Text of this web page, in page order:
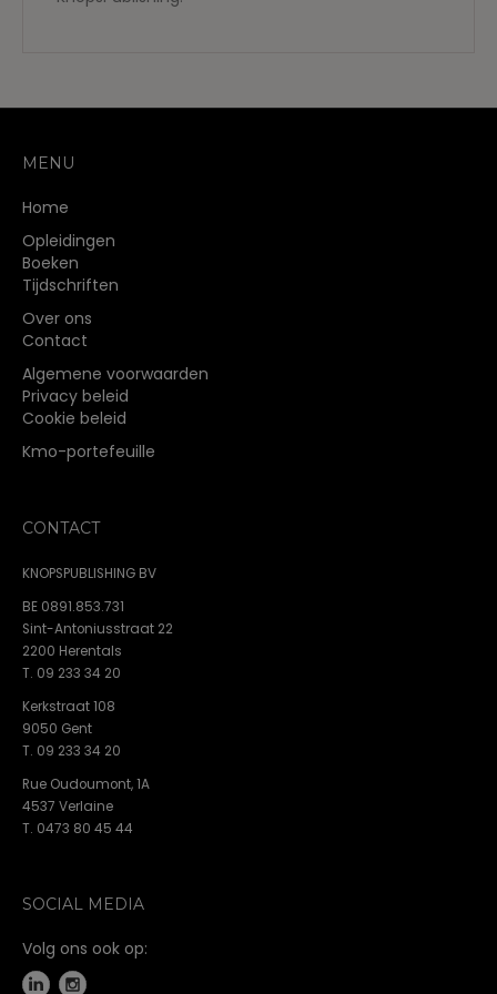
MENU
Home
Opleidingen
Boeken
Tijdschriften
Over ons
Contact
Algemene voorwaarden
Privacy beleid
Cookie beleid
Kmo-portefeuille
CONTACT
KNOPSPUBLISHING BV
BE 0891.853.731
Sint-Antoniusstraat 22
2200 Herentals
T. 09 233 34 20
Kerkstraat 108
9050 Gent
T. 09 233 34 20
Rue Oudoumont, 1A
4537 Verlaine
T. 0473 80 45 44
SOCIAL MEDIA
Volg ons ook op: